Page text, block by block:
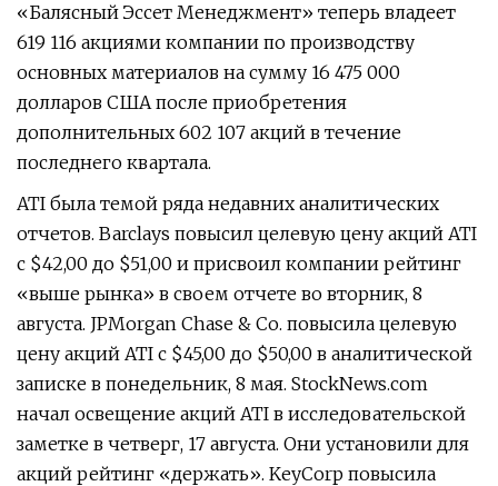
«Балясный Эссет Менеджмент» теперь владеет
619 116 акциями компании по производству
основных материалов на сумму 16 475 000
долларов США после приобретения
дополнительных 602 107 акций в течение
последнего квартала.
ATI была темой ряда недавних аналитических
отчетов. Barclays повысил целевую цену акций ATI
с $42,00 до $51,00 и присвоил компании рейтинг
«выше рынка» в своем отчете во вторник, 8
августа. JPMorgan Chase & Co. повысила целевую
цену акций ATI с $45,00 до $50,00 в аналитической
записке в понедельник, 8 мая. StockNews.com
начал освещение акций ATI в исследовательской
заметке в четверг, 17 августа. Они установили для
акций рейтинг «держать». KeyCorp повысила